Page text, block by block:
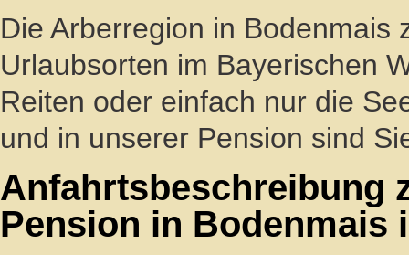
Die Arberregion in Bodenmais
Urlaubsorten im Bayerischen
Reiten oder einfach nur die
und in unserer Pension sind
Anfahrtsbeschreibung
Pension in Bodenmais